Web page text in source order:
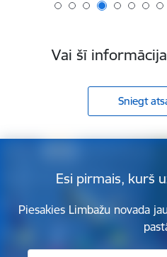
Vai šī
Sniegt
Esi pirmais, kurš
Piesakies Limbažu novada